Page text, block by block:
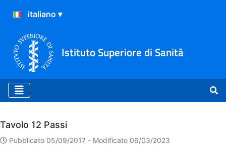
Istituto Superiore di Sanità
Archivio
Tavolo 12 Passi
Pubblicato 05/09/2017 - Modificato 06/03/2023